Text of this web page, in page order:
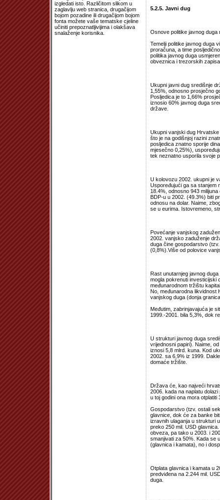
izgledati isto. Različitom slikom u
zaglavlju web stranica, drugačijom
bojom pozadine ili drugačijom bojom
fonta možete vaše tematske cjeline
učiniti prepoznatljivijima i olakšava
snalaženje korisnika.
5.2.5. Javni dug
Osnove politike javnog duga
Temelji politike javnog duga
proračuna, a time
politika javnog duga
obveznica i trezorskih
Ukupni javni dug središnje
1,55%, odnosno prosječno
Posljedica je to 1,66%
iznosio 60% javnog duga
države.
Ukupni vanjski dug
što je na godišnjoj razini
posljedica znatno sporije
mjesečno 0,25%),
tek neznatno usporila svoje
U kolovozu 2002. ukupni je
Uspoređujući ga sa stanjem
18.4%, odnosno 943
BDP-u u 2002. (49.3%) biti
odnosu na dolar. Naime,
se u eurima. Istovremeno,
Povećanje vanjskog
2002. vanjsko zaduženje
duga čine gospodarstvo
(0,8%).Više od polovice
Rast unutarnjeg javnog
mogla pokrenuti investicijski
međunarodnom tržištu
No, međunarodna likvidnost
vanjskog duga (donja
Međutim, zabrinjavajuća je
1999.-2001. bila 5,3%, dok
U strukturi javnog duga
vrijednosni papiri). Naime,
iznosi 5,8 mlrd. kuna. Kod
2002. sa 6,9% iz 1999.
domaće tržište.
Država će, kao najveći
2006. kada na naplatu
u toj godini ona mora otplatiti
Gospodarstvo (tzv. ostali
glavnice, dok će za banke
izravnih ulaganja u strukturi
preko 250 mil. USD
obveza, pa tako u 2003. i
smanjivati za 50%. Kada se
(glavnica i kamata), no i
Otplata glavnica i kamata u
predviđena na 2.244 mil.
duga.